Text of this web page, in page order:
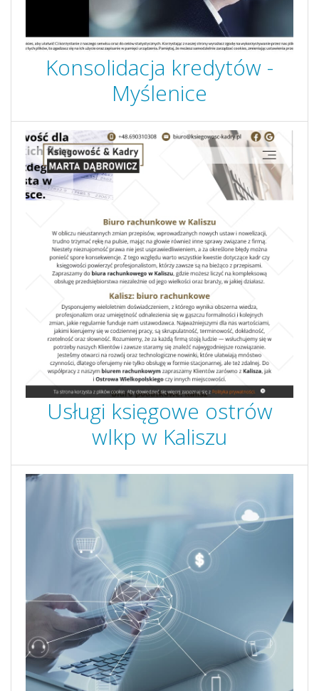
Konsolidacja kredytów -
Myślenice
Usługi księgowe ostrów
wlkp w Kaliszu